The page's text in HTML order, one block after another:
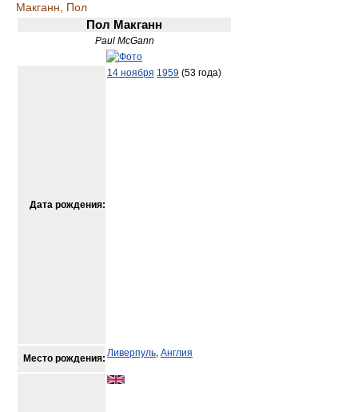
Макганн, Пол
Пол Макганн
Paul McGann
Дата рождения:
14 ноября 1959 (53 года)
Место рождения: Ливерпуль, Англия